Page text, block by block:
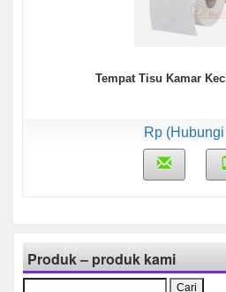
Tempat Tisu Kamar
Rp
Produk – produk kami